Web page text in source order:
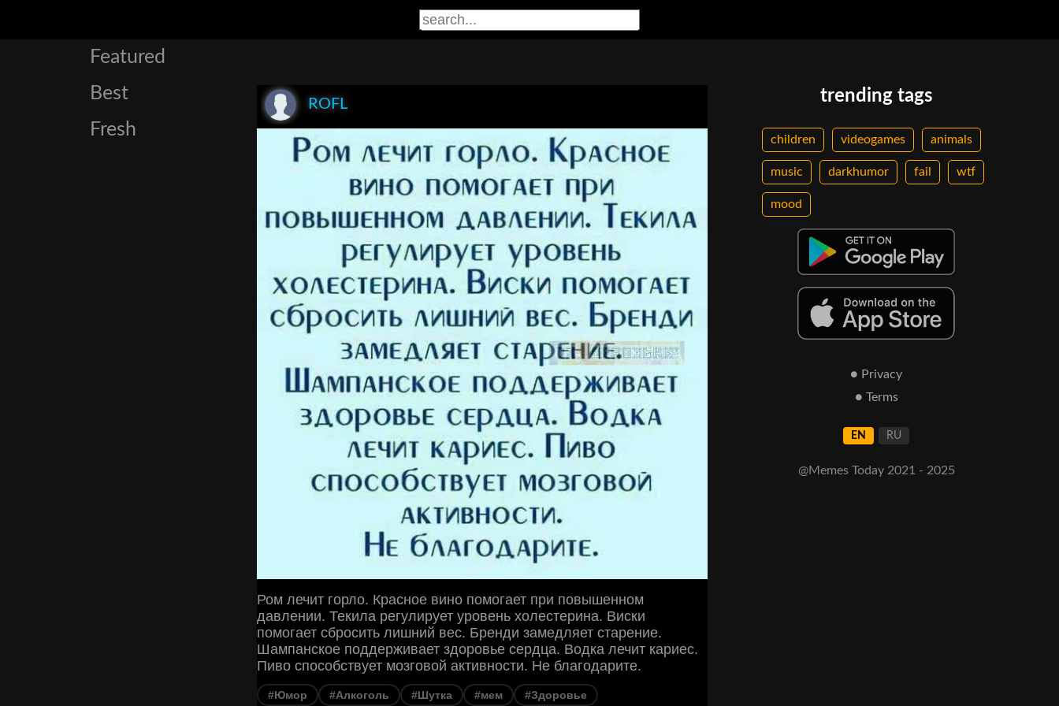
Featured
Best
Fresh
ROFL
Ром лечит горло. Красное вино помогает при повышенном
давлении. Текила регулирует уровень холестерина. Виски
помогает сбросить лишний вес. Бренди замедляет старение.
Шампанское поддерживает здоровье сердца. Водка лечит кариес.
Пиво способствует мозговой активности. Не благодарите.
#Юмор #Алкоголь #Шутка #мем #Здоровье
trending tags
children videogames animals
music darkhumor fail wtf
mood
● Privacy
● Terms
EN RU
@Memes Today 2021 - 2025